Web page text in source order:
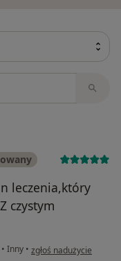
leczenia,który
czystym
• Inny • w opinii użytkownika
zgłoś nadużycie